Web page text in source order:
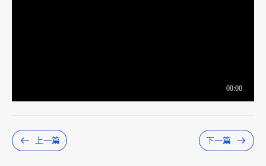
上一篇 下一篇